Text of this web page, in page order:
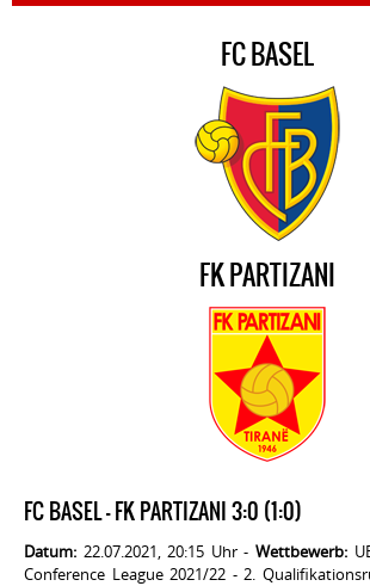
FC BASEL
FK PARTIZANI
FC BASEL - FK PARTIZANI 3:0 (1:0)
Datum: 22.07.2021, 20:15 Uhr - Wettbewerb:
Conference League 2021/22 - 2.